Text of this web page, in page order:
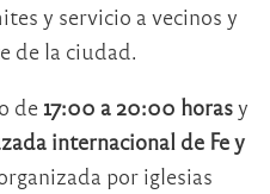
y servicio a vecinos y
de la ciudad.
de 17:00 a 20:00 horasy
internacional de Fe y
por iglesias